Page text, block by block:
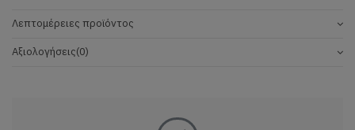
Λεπτομέρειες προϊόντος
Αξιολογήσεις(0)